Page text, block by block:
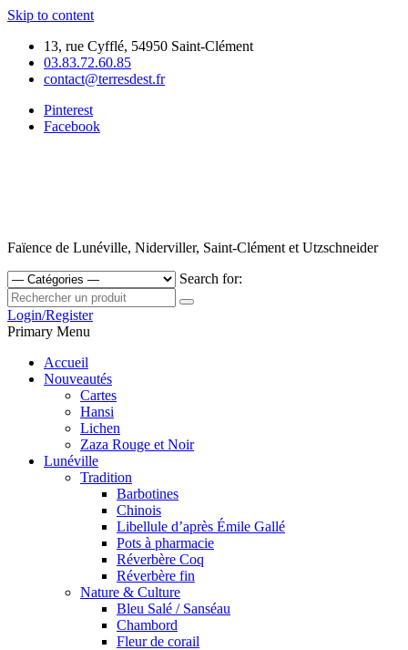
Skip to content
13, rue Cyfflé, 54950 Saint-Clément
03.83.72.60.85
contact@terresdest.fr
Pinterest
Facebook
Faïence de Lunéville, Niderviller, Saint-Clément et Utzschneider
Search for:
Login/Register
Primary Menu
Accueil
Nouveautés
Cartes
Hansi
Lichen
Zaza Rouge et Noir
Lunéville
Tradition
Barbotines
Chinois
Libellule d’après Émile Gallé
Pots à pharmacie
Réverbère Coq
Réverbère fin
Nature & Culture
Bleu Salé / Sanséau
Chambord
Fleur de corail